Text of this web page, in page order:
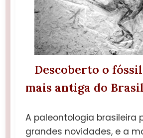
Descoberto o
mais antiga do Brasil
A paleontologia brasileira
grandes novidades, e a